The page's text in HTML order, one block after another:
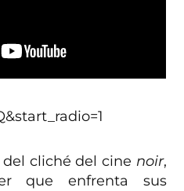
cliché del cine noir,
que enfrenta sus